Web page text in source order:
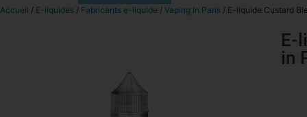
Accueil / E-liquides / Fabricants e-liquide / Vaping In Paris / E-liquide Custard
E-
in